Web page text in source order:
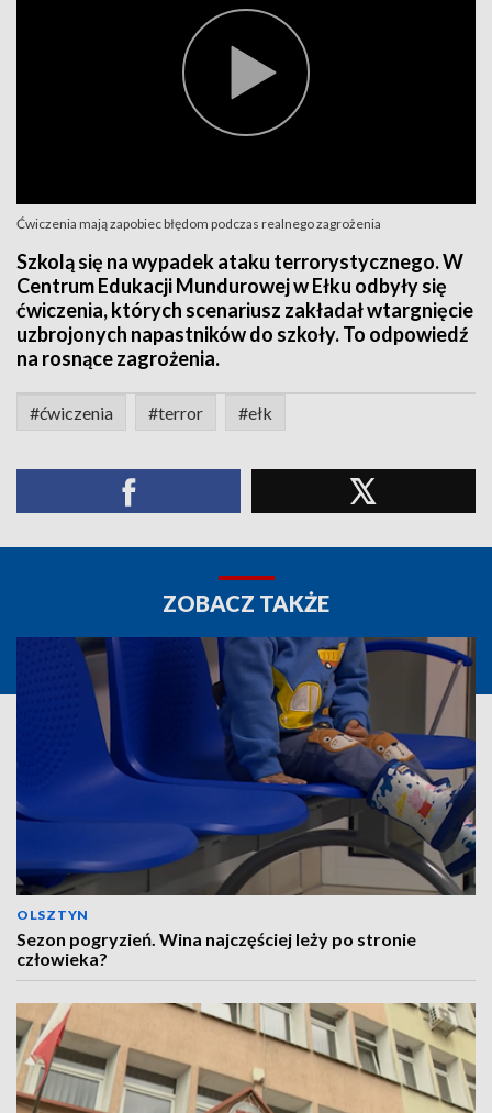
Ćwiczenia mają zapobiec błędom podczas realnego zagrożenia
Szkolą się na wypadek ataku terrorystycznego. W
Centrum Edukacji Mundurowej w Ełku odbyły się
ćwiczenia, których scenariusz zakładał wtargnięcie
uzbrojonych napastników do szkoły. To odpowiedź
na rosnące zagrożenia.
#ćwiczenia #terror #ełk
ZOBACZ TAKŻE
OLSZTYN
Sezon pogryzień. Wina najczęściej leży po stronie
człowieka?